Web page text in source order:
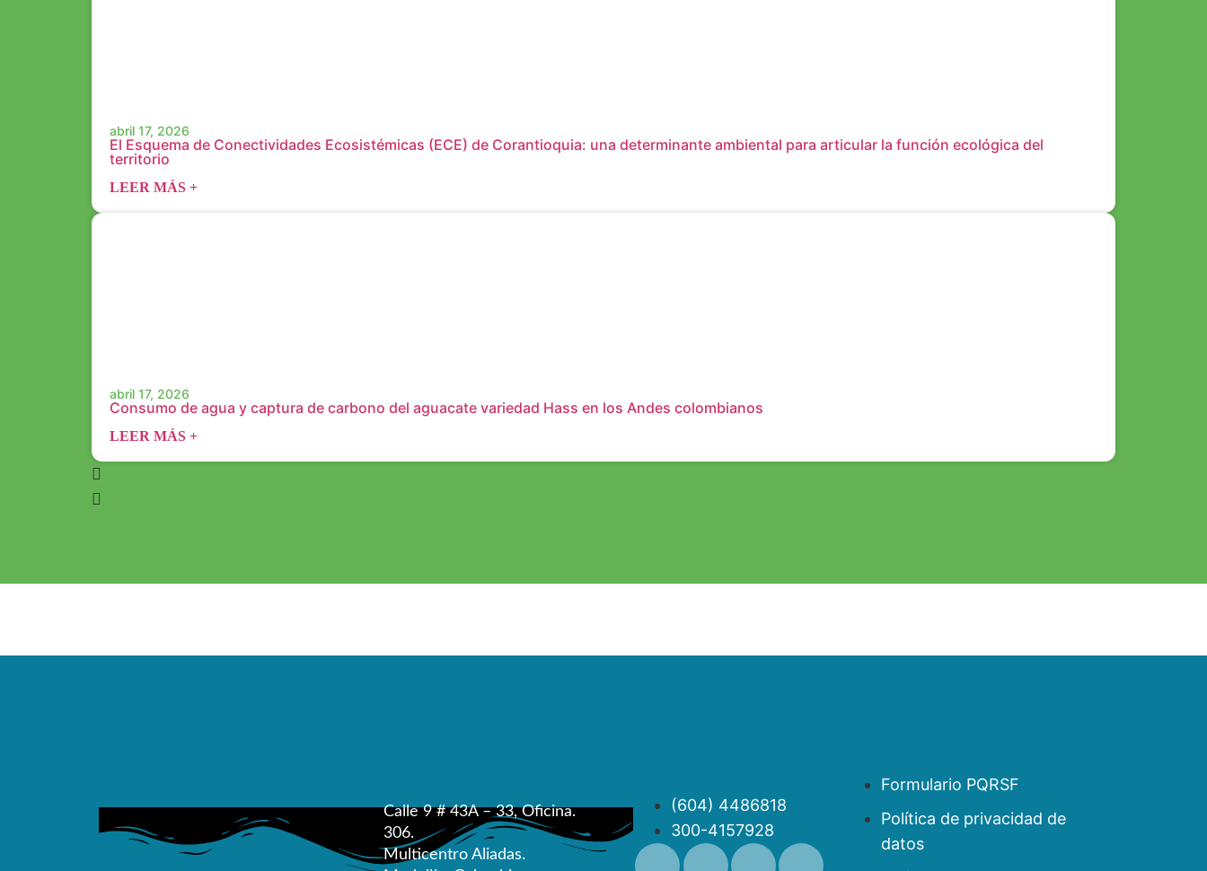
abril 17, 2026
El Esquema de Conectividades Ecosistémicas (ECE) de Corantioquia: una determinante ambiental para articular la función ecológica del
territorio
LEER MÁS +
abril 17, 2026
Consumo de agua y captura de carbono del aguacate variedad Hass en los Andes colombianos
LEER MÁS +
Calle 9 # 43A – 33, Oficina.
306.
Multicentro Aliadas.
(604) 4486818
300-4157928
Formulario PQRSF
Política de privacidad de
datos